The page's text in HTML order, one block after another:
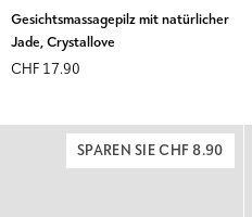
Gesichtsmassagepilz
natürlicher
Jade,
Gesichtsmassagepilz mit natürlicher
Jade, Crystallove
CHF 17.90
SPAREN SIE CHF 8.90